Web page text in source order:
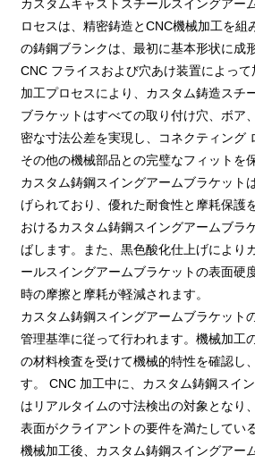
カスタムキャストスチールスイングアー
ロセスは、精密鋳造とCNC機械加工を組
の鋳鋼ブランクは、最初に基本形状に成
CNC フライスおよび穴あけ装置によっ
加工プロセスにより、カスタム鋳造スチ
ブラケットはすべての取り付け穴、ボア
密な寸法公差を実現し、コネクティング
その他の機械部品との完璧なフィットを
カスタム鋳鋼スイングアームブラケット
げられており、優れた耐食性と摩耗保護
おけるカスタム鋳鋼スイングアームブラ
ばします。また、黒色酸化仕上げにより
ールスイングアームブラケットの表面硬
時の摩擦と摩耗が軽減されます。
カスタム鋳鋼スイングアームブラケット
管理基準に従って行われます。機械加工
の材料検査を受けて機械的特性を確認し
す。 CNC 加工中に、カスタム鋳鋼スイ
はリアルタイムの寸法検出の対象となり
表面がクライアントの要件を満たしてい
機械加工後、カスタム鋳鋼スイングアー